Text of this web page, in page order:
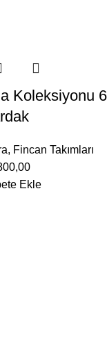
Koleksiyonu
, Fincan Takımları
Ekle